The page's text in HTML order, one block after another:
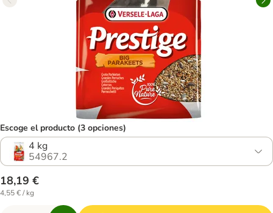
Escoge el producto (3 opciones)
4 kg
54967.2
18,19 €
4,55 € / kg